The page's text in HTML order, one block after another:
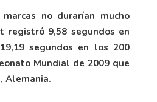
marcas no durarían mucho
registró 9,58 segundos en
segundos en los 200
Mundial de 2009 que
Alemania.